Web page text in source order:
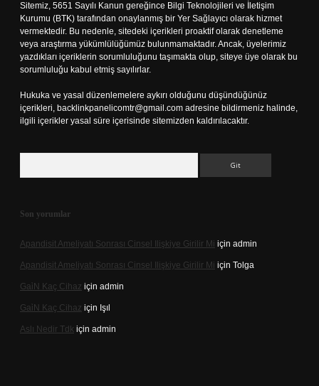
Sitemiz, 5651 Sayılı Kanun gereğince Bilgi Teknolojileri ve İletişim
Kurumu (BTK) tarafından onaylanmış bir Yer Sağlayıcı olarak hizmet
vermektedir. Bu nedenle, sitedeki içerikleri proaktif olarak denetleme
veya araştırma yükümlülüğümüz bulunmamaktadır. Ancak, üyelerimiz
yazdıkları içeriklerin sorumluluğunu taşımakta olup, siteye üye olarak bu
sorumluluğu kabul etmiş sayılırlar.
Hukuka ve yasal düzenlemelere aykırı olduğunu düşündüğünüz
içerikleri, backlinkpanelicomtr@gmail.com adresine bildirmeniz halinde,
ilgili içerikler yasal süre içerisinde sitemizden kaldırılacaktır.
Son yorumlar
Apandisit Ameliyatı Sonrası Cinsel Ilişkiye Girilir Mi için admin
Apandisit Ameliyatı Sonrası Cinsel Ilişkiye Girilir Mi için Tolga
Gai̇N Kaç Cihaz için admin
Gai̇N Kaç Cihaz için Işıl
Aslı Nedir Tdk için admin